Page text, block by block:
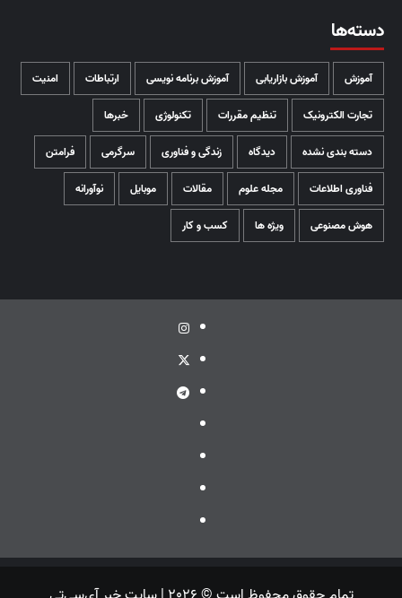
دسته‌ها
آموزش آموزش بازاریابی آموزش برنامه نویسی ارتباطات امنیت
تجارت الکترونیک تنظیم مقررات تکنولوژی خبرها
دسته بندی نشده دیدگاه زندگی و فناوری سرگرمی فرامتن
فناوری اطلاعات مجله علوم مقالات موبایل نوآورانه
هوش مصنوعی ویژه ها کسب و کار
اینستاگرام
توئیتر
تلگرام